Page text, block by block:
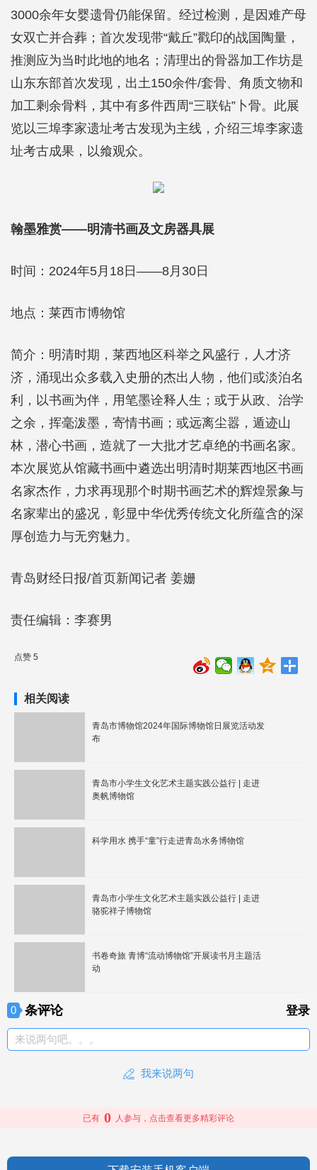
3000余年女婴遗骨仍能保留。经过检测，是因难产母
女双亡并合葬；首次发现带“戴丘”戳印的战国陶量，
推测应为当时此地的地名；清理出的骨器加工作坊是
山东东部首次发现，出土150余件/套骨、角质文物和
加工剩余骨料，其中有多件西周“三联钻”卜骨。此展
览以三埠李家遗址考古发现为主线，介绍三埠李家遗
址考古成果，以飨观众。
翰墨雅赏——明清书画及文房器具展
时间：2024年5月18日——8月30日
地点：莱西市博物馆
简介：明清时期，莱西地区科举之风盛行，人才济
济，涌现出众多载入史册的杰出人物，他们或淡泊名
利，以书画为伴，用笔墨诠释人生；或于从政、治学
之余，挥毫泼墨，寄情书画；或远离尘嚣，遁迹山
林，潜心书画，造就了一大批才艺卓绝的书画名家。
本次展览从馆藏书画中遴选出明清时期莱西地区书画
名家杰作，力求再现那个时期书画艺术的辉煌景象与
名家辈出的盛况，彰显中华优秀传统文化所蕴含的深
厚创造力与无穷魅力。
青岛财经日报/首页新闻记者 姜姗
责任编辑：李赛男
点赞 5
相关阅读
青岛市博物馆2024年国际博物馆日展览活动发
布
青岛市小学生文化艺术主题实践公益行 | 走进
奥帆博物馆
科学用水 携手“童”行走进青岛水务博物馆
青岛市小学生文化艺术主题实践公益行 | 走进
骆驼祥子博物馆
书卷奇旅 青博“流动博物馆”开展读书月主题活
动
0 条评论 登录
来说两句吧。。。
我来说两句
已有 0 人参与，点击查看更多精彩评论